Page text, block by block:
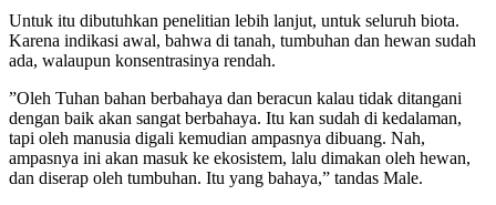
Untuk itu dibutuhkan penelitian lebih lanjut, untuk seluruh biota.
Karena indikasi awal, bahwa di tanah, tumbuhan dan hewan sudah
ada, walaupun konsentrasinya rendah.
”Oleh Tuhan bahan berbahaya dan beracun kalau tidak ditangani
dengan baik akan sangat berbahaya. Itu kan sudah di kedalaman,
tapi oleh manusia digali kemudian ampasnya dibuang. Nah,
ampasnya ini akan masuk ke ekosistem, lalu dimakan oleh hewan,
dan diserap oleh tumbuhan. Itu yang bahaya,” tandas Male.